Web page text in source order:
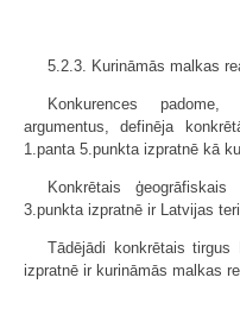
5.2.3. Kurināmās malkas
Konkurences
argumentus, definēja
1.panta 5.punkta izpratnē kā
Konkrētais
3.punkta izpratnē ir Latvijas
Tādējādi konkrētais tirgus
izpratnē ir kurināmās malkas